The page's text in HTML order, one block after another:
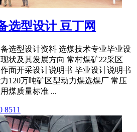
选型设计 豆丁网
选型设计资料 选煤技术专业毕业设
状及其发展方向 常村煤矿22采区
面开采设计说明书 毕业设计说明书
120万吨矿区型动力煤选煤厂 常压
煤质量标准 ...
8511